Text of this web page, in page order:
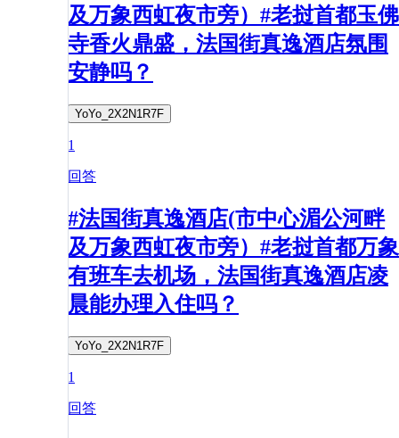
及万象西虹夜市旁）#老挝首都玉佛
寺香火鼎盛，法国街真逸酒店氛围
安静吗？
YoYo_2X2N1R7F
1
回答
#法国街真逸酒店(市中心湄公河畔
及万象西虹夜市旁）#老挝首都万象
有班车去机场，法国街真逸酒店凌
晨能办理入住吗？
YoYo_2X2N1R7F
1
回答